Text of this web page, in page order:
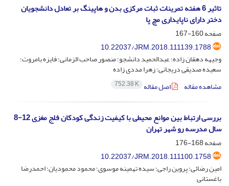
تاثیر 6 هفته تمرینات ثبات مرکزی بدن و هاپینگ بر تعادل دانشجویان
دختر دارای ناپایداری مچ پا
صفحه160-167
10.22037/JRM.2018.111139.1788
وجیهه دهقان زاده؛ عبدالحمید دانشجو؛ منصور صاحب الزمانی؛ فایزه بامروت؛
سعیده صدیقی دریجانی؛ زهرا مددی زاده
مشاهده مقاله
اصل مقاله 752.38 K
بررسی ارتباط بین موانع محیطی با کیفیت زندگی کودکان فلج مغزی 12-8
سال مدرسه رو شهر تهران
صفحه168-176
10.22037/JRM.2018.111100.1758
امین رضائی؛ پروین راجی؛ سیده تهمینه موسوی؛ محمود محمودیان؛ احمدرضا
باغستانی